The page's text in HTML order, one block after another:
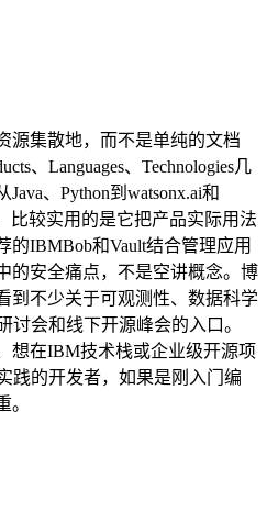
源集散地，而不是单纯的文档
、Languages、Technologies几
、Python到watsonx.ai和
比较实用的是它把产品实际用法
的IBMBob和Vault结合管理应用
的安全痛点，不是空讲概念。博
到不少关于可观测性、数据科学
会和线下开源峰会的入口。
想在IBM技术栈或企业级开源项
践的开发者，如果是刚入门编
。